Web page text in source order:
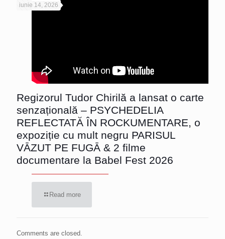
iunie 14, 2026
Regizorul Tudor Chirilă a lansat o carte
senzațională – PSYCHEDELIA
REFLECTATĂ ÎN ROCKUMENTARE, o
expoziție cu mult negru PARISUL
VĀZUT PE FUGĀ & 2 filme
documentare la Babel Fest 2026
Read more
Comments are closed.